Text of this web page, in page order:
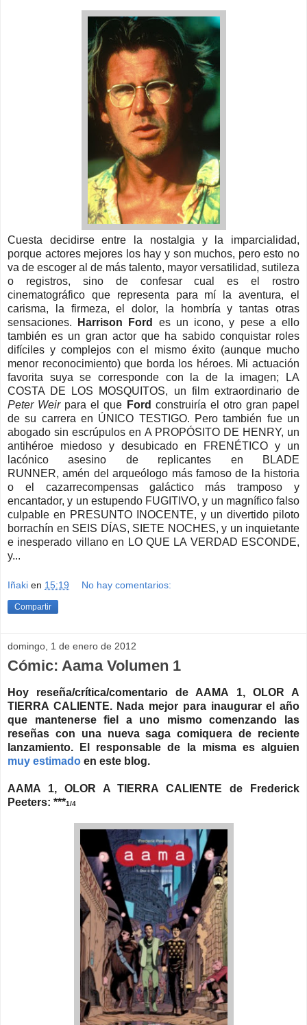
Cuesta decidirse entre la nostalgia y la imparcialidad,
porque actores mejores los hay y son muchos, pero esto no
va de escoger al de más talento, mayor versatilidad, sutileza
o registros, sino de confesar cual es el rostro
cinematográfico que representa para mí la aventura, el
carisma, la firmeza, el dolor, la hombría y tantas otras
sensaciones.
Harrison Ford
es un icono, y pese a ello
también es un gran actor que ha sabido conquistar roles
difíciles y complejos con el mismo éxito (aunque mucho
menor reconocimiento) que borda los héroes. Mi actuación
favorita suya se corresponde con la de la imagen; LA
COSTA DE LOS MOSQUITOS, un film extraordinario de
Peter Weirpara el que Ford construiría el otro gran papel
de su carrera en ÚNICO TESTIGO. Pero también fue un
abogado sin escrúpulos en A PROPÓSITO DE HENRY, un
antihéroe miedoso y desubicado en FRENÉTICO y un
lacónico asesino de replicantes en BLADE
RUNNER, amén del arqueólogo más famoso de la historia
o el cazarrecompensas galáctico más tramposo y
encantador, y un estupendo FUGITIVO, y un magnífico falso
culpable en PRESUNTO INOCENTE, y un divertido piloto
borrachín en SEIS DÍAS, SIETE NOCHES, y un inquietante
e inesperado villano en LO QUE LA VERDAD ESCONDE,
y...
Iñaki en 15:19 No hay comentarios:
Compartir
domingo, 1 de enero de 2012
Cómic: Aama Volumen 1
Hoy reseña/crítica/comentario de AAMA 1, OLOR A
TIERRA CALIENTE. Nada mejor para inaugurar el año
que mantenerse fiel a uno mismo comenzando las
reseñas con una nueva saga comiquera de reciente
lanzamiento. El responsable de la misma es alguien
muy estimado en este blog.
AAMA 1, OLOR A TIERRA CALIENTE de Frederick
Peeters: ***1/4